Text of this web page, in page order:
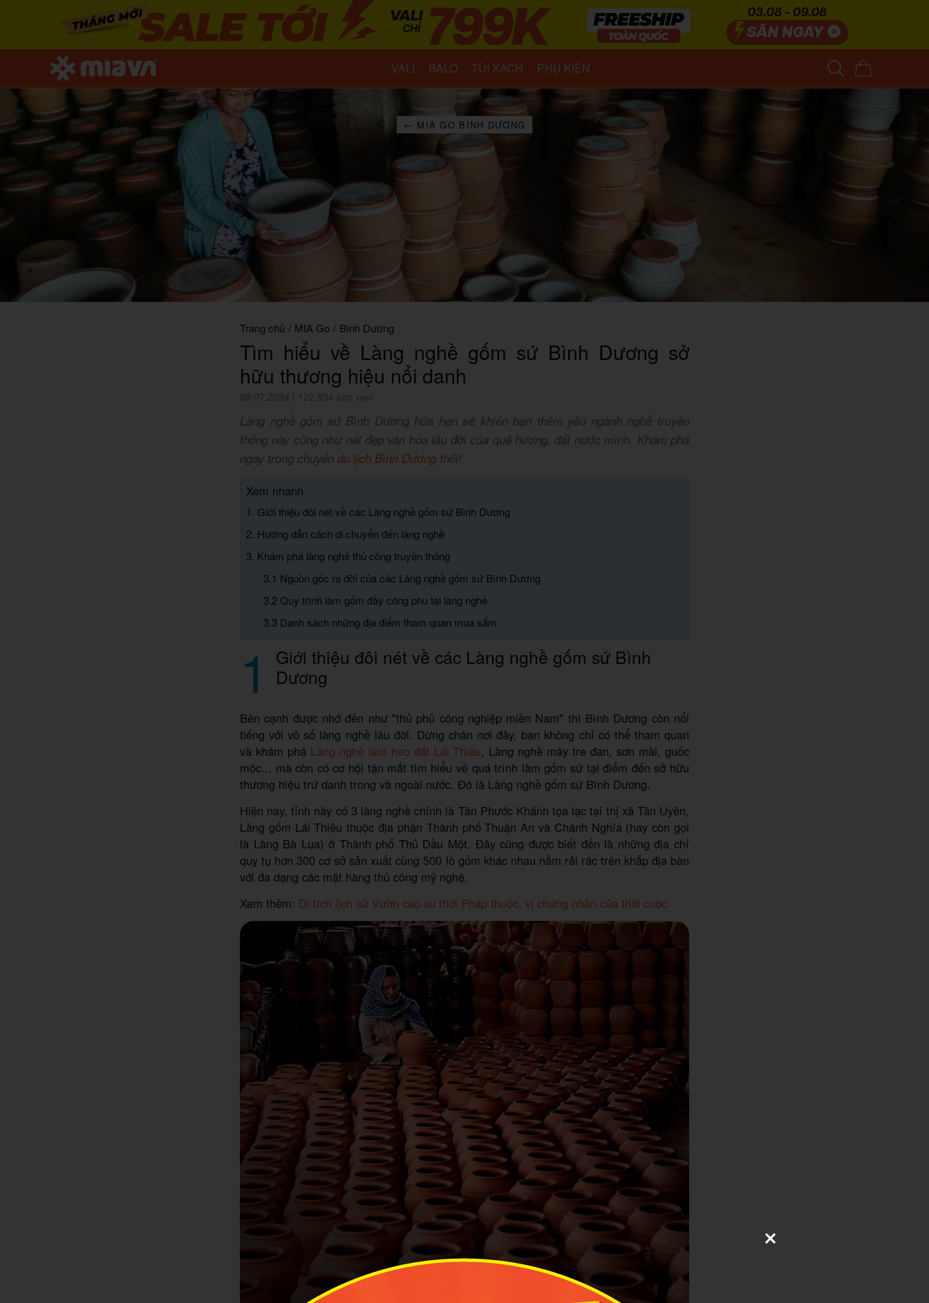
VALI BALO TÚI XÁCH PHỤ KIỆN
← MIA GO BÌNH DƯƠNG
Trang chủ / MIA Go / Bình Dương
Tìm hiểu về Làng nghề gốm sứ Bình Dương sở
hữu thương hiệu nổi danh
08.07.2024 122,834 lượt xem
Làng nghề gốm sứ Bình Dương hứa hẹn sẽ khiến bạn thêm yêu ngành nghề truyền
thống này cũng như nét đẹp văn hóa lâu đời của quê hương, đất nước mình. Khám phá
ngay trong chuyến du lịch Bình Dương thôi!
Xem nhanh
1. Giới thiệu đôi nét về các Làng nghề gốm sứ Bình Dương
2. Hướng dẫn cách di chuyển đến làng nghề
3. Khám phá làng nghề thủ công truyền thống
3.1 Nguồn gốc ra đời của các Làng nghề gốm sứ Bình Dương
3.2 Quy trình làm gốm đầy công phu tại làng nghề
3.3 Danh sách những địa điểm tham quan mua sắm
1
Giới thiệu đôi nét về các Làng nghề gốm sứ Bình
Dương
Bên cạnh được nhớ đến như "thủ phủ công nghiệp miền Nam" thì Bình Dương còn nổi
tiếng với vô số làng nghề lâu đời. Dừng chân nơi đây, bạn không chỉ có thể tham quan
và khám phá Làng nghề làm heo đất Lái Thiêu, Làng nghề mây tre đan, sơn mài, guốc
mộc... mà còn có cơ hội tận mắt tìm hiểu về quá trình làm gốm sứ tại điểm đến sở hữu
thương hiệu trứ danh trong và ngoài nước. Đó là Làng nghề gốm sứ Bình Dương.
Hiện nay, tỉnh này có 3 làng nghề chính là Tân Phước Khánh tọa lạc tại thị xã Tân Uyên,
Làng gốm Lái Thiêu thuộc địa phận Thành phố Thuận An và Chánh Nghĩa (hay còn gọi
là Làng Bà Lụa) ở Thành phố Thủ Dầu Một. Đây cũng được biết đến là những địa chỉ
quy tụ hơn 300 cơ sở sản xuất cùng 500 lò gốm khác nhau nằm rải rác trên khắp địa bàn
với đa dạng các mặt hàng thủ công mỹ nghệ.
Xem thêm: Di tích lịch sử Vườn cao su thời Pháp thuộc, vị chứng nhân của thời cuộc